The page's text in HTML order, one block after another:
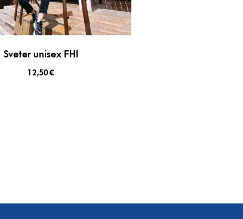
Sveter unisex FHI
12,50€